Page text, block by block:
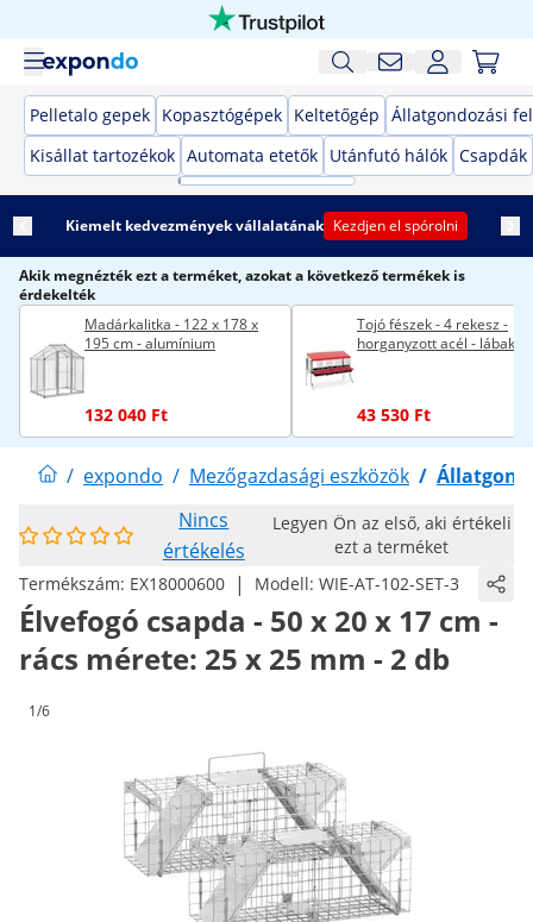
Pelletalo gepek Kopasztógépek Keltetőgép Állatgondozási
Kisállat tartozékok Automata etetők Utánfutó hálók Csapdák
Kiemelt kedvezmények vállalatának Kezdjen el spórolni
Akik megnézték ezt a terméket, azokat a következő termékek is
érdekelték
Madárkalitka - 122 x 178 x
195 cm - alumínium
132 040 Ft
Tojó fészek - 4 rekesz -
horganyzott acél - lábakkal
43 530 Ft
/ expondo / Mezőgazdasági eszközök /
Nincs
értékelés
Legyen Ön az első, aki értékeli
ezt a terméket
Termékszám: EX18000600 | Modell: WIE-AT-102-SET-3
Élvefogó csapda - 50 x 20 x 17 cm -
rács mérete: 25 x 25 mm - 2 db
1/6